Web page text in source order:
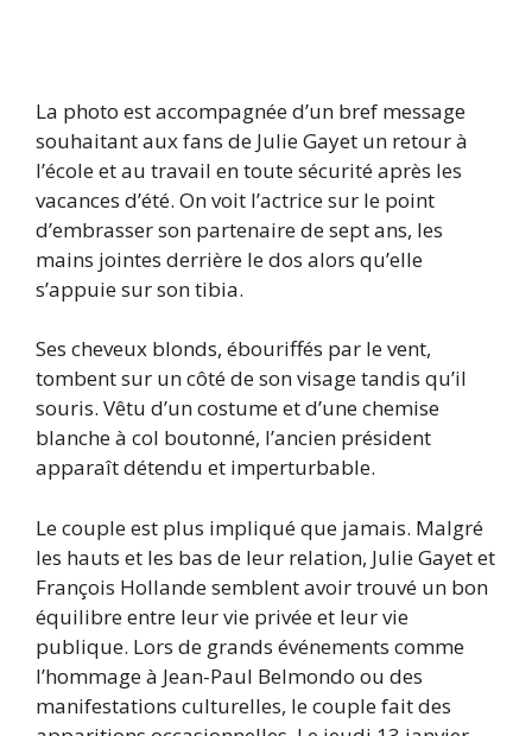
La photo est accompagnée d’un bref message
souhaitant aux fans de Julie Gayet un retour à
l’école et au travail en toute sécurité après les
vacances d’été. On voit l’actrice sur le point
d’embrasser son partenaire de sept ans, les
mains jointes derrière le dos alors qu’elle
s’appuie sur son tibia.
Ses cheveux blonds, ébouriffés par le vent,
tombent sur un côté de son visage tandis qu’il
souris. Vêtu d’un costume et d’une chemise
blanche à col boutonné, l’ancien président
apparaît détendu et imperturbable.
Le couple est plus impliqué que jamais. Malgré
les hauts et les bas de leur relation, Julie Gayet et
François Hollande semblent avoir trouvé un bon
équilibre entre leur vie privée et leur vie
publique. Lors de grands événements comme
l’hommage à Jean-Paul Belmondo ou des
manifestations culturelles, le couple fait des